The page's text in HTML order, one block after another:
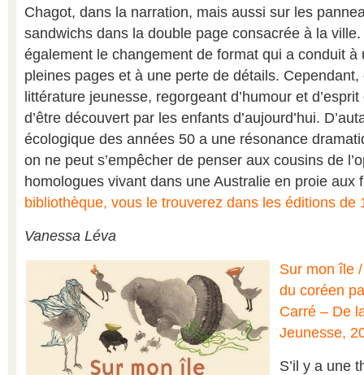
Chagot, dans la narration, mais aussi sur les
sandwichs dans la double page consacrée à la
également le changement de format qui a conduit à
pleines pages et à une perte de détails.
littérature jeunesse, regorgeant d’humour et
d’être découvert par les enfants d’aujourd’hui.
écologique des années 50 a une résonance
on ne peut s’empêcher de penser aux cousins de
homologues vivant dans une Australie en proie
bibliothèque, vous le trouverez dans les éditions de
Vanessa Léva
Sur mon île
du coréen
Carré – De
Jeunesse,
S’il y a une